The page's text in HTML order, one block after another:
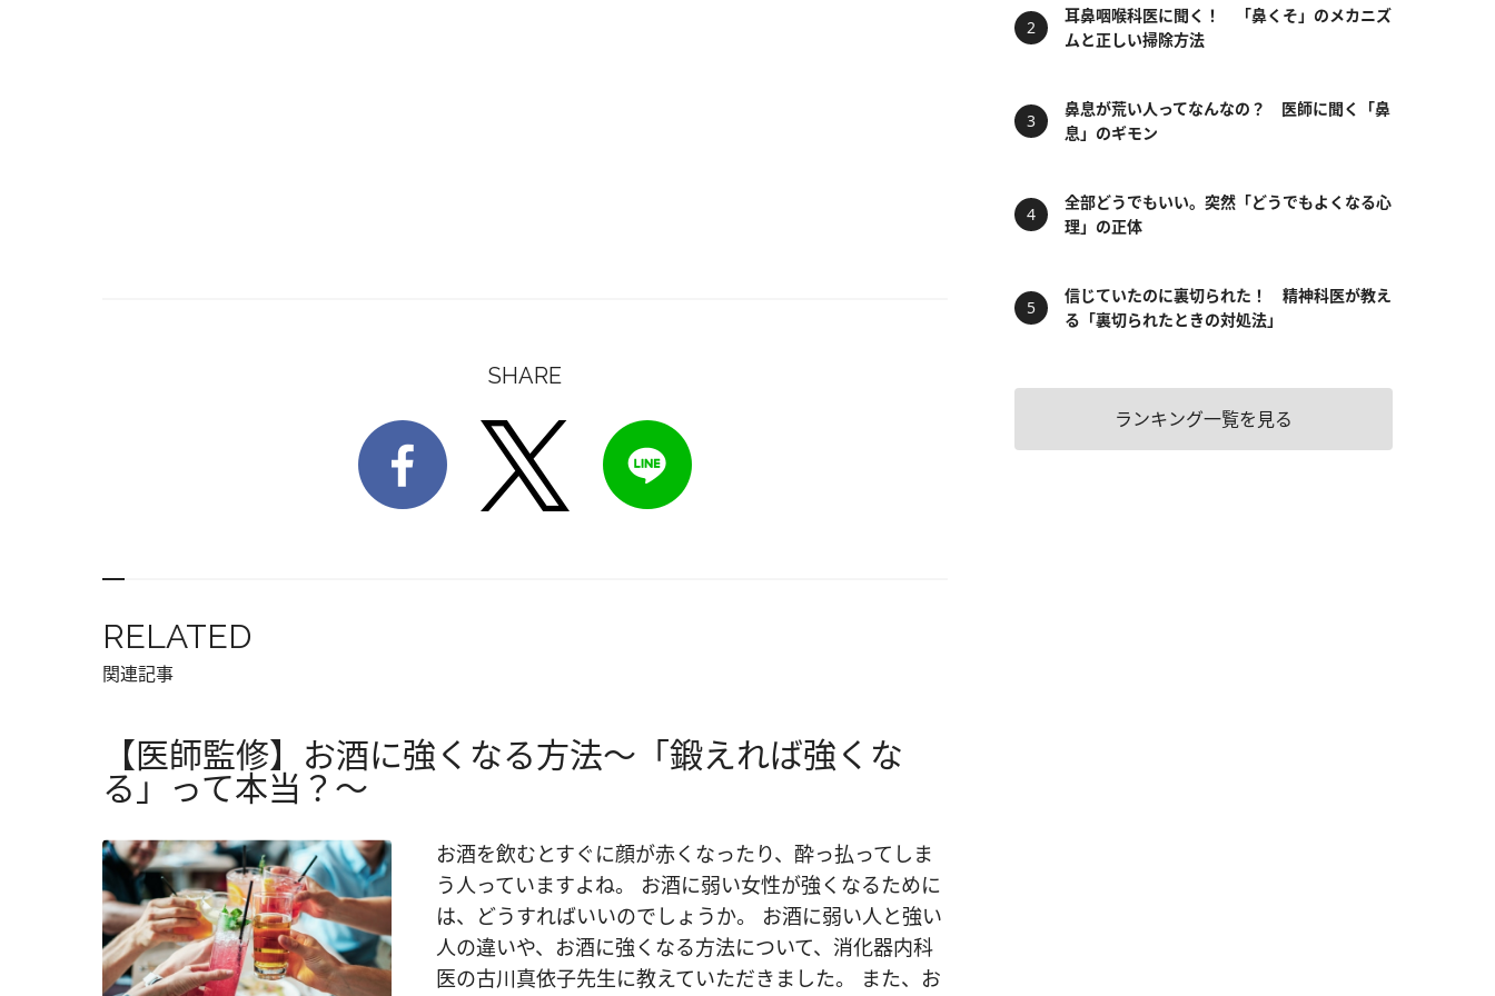
SHARE
RELATED
関連記事
【医師監修】お酒に強くなる方法～「鍛えれば強くな
る」って本当？～
お酒を飲むとすぐに顔が赤くなったり、酔っ払ってしま
う人っていますよね。 お酒に弱い女性が強くなるために
は、どうすればいいのでしょうか。 お酒に弱い人と強い
人の違いや、お酒に強くなる方法について、消化器内科
医の古川真依子先生に教えていただきました。 また、お
耳鼻咽喉科医に聞く！ 「鼻くそ」のメカニズ
ムと正しい掃除方法
鼻息が荒い人ってなんなの？ 医師に聞く「鼻
息」のギモン
全部どうでもいい。突然「どうでもよくなる心
理」の正体
信じていたのに裏切られた！ 精神科医が教え
る「裏切られたときの対処法」
ランキング一覧を見る